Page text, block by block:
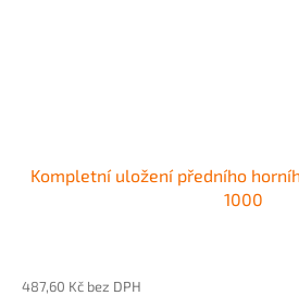
Kompletní uložení předního
1000
487,60 Kč bez DPH